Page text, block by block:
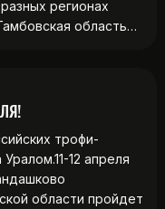
регионах
область…
трофи-
12 апреля
области пройдет